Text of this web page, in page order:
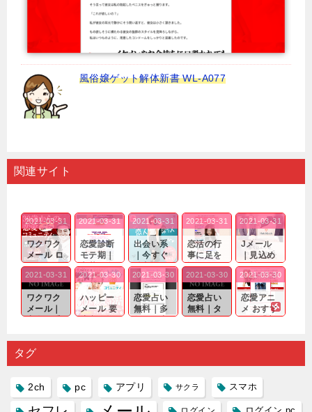
風俗嬢ゲット解体新書 WL-A077
関連サイト
ワクワク
メール ロ
グイン pc
｜心の底
から真
剣...
2021-03-31
恋愛診断
モテ期｜
老若男女
問わ
ず…。
2021-03-31
出会い系
｜今すぐ
仲良くな
れる相手
探しをし
たいと...
2021-03-31
恋活の行
事に足を
運んでも
出会いの
チャンス
が訪れ...
2021-03-31
Jメール
｜見込め
る効果が
確実なも
のであっ
ても…...
2021-03-31
ワクワク
メール｜
り会った
人に軽...
2021-03-31
ハッピー
メール 要
するので
2021-03-30
恋愛占い
無料｜多
プリの内
2021-03-30
恋愛占い
無料｜タ
る人に恋
2021-03-30
恋愛アニ
メ おすす
雑で素人
2021-03-30
タグ
2ch pc アプリ サクラ スマホ